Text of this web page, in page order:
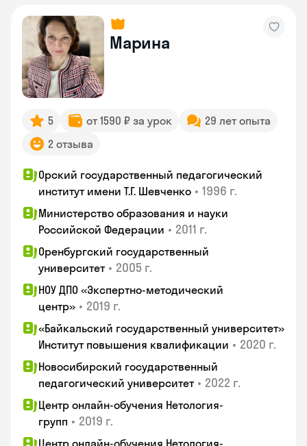
Марина
5 от 1590 ₽ за урок
29 лет опыта
2 отзыва
Орский государственный педагогический
институт имени Т.Г. Шевченко • 1996 г.
Министерство образования и науки
Российской Федерации • 2011 г.
Оренбургский государственный
университет • 2005 г.
НОУ ДПО «Экспертно-методический
центр» • 2019 г.
«Байкальский государственный университет»
Институт повышения квалификации • 2020 г.
Новосибирский государственный
педагогический университет • 2022 г.
Центр онлайн-обучения Нетология-
групп • 2019 г.
Центр онлайн-обучения Нетология-